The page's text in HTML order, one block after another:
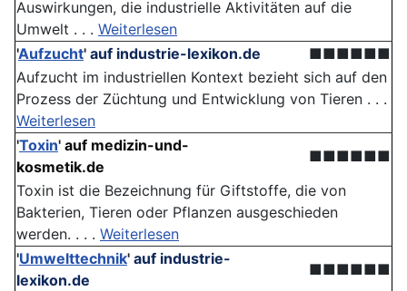
Auswirkungen, die industrielle Aktivitäten auf die
Umwelt . . . Weiterlesen
'Aufzucht' auf industrie-lexikon.de
■■■■■■
Aufzucht im industriellen Kontext bezieht sich auf den
Prozess der Züchtung und Entwicklung von Tieren . . .
Weiterlesen
'Toxin' auf medizin-und-
kosmetik.de
■■■■■■
Toxin ist die Bezeichnung für Giftstoffe, die von
Bakterien, Tieren oder Pflanzen ausgeschieden
werden. . . . Weiterlesen
'Umwelttechnik' auf industrie-
lexikon.de
■■■■■■